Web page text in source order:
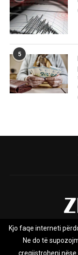
5
Rreth nesh
Kjo faqe interneti
Ne do të
çregjistroheni nëse